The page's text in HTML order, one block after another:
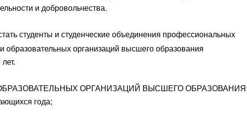
и добровольчества.
студенты и студенческие объединения профессиональных
образовательных организаций высшего образования
ОРГАНИЗАЦИЙ ВЫСШЕГО
года;